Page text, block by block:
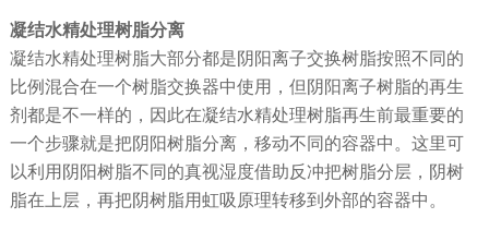
凝结水精处理树脂分离
凝结水精处理树脂大部分都是阴阳离子交换树脂按照不同的
比例混合在一个树脂交换器中使用，但阴阳离子树脂的再生
剂都是不一样的，因此在凝结水精处理树脂再生前最重要的
一个步骤就是把阴阳树脂分离，移动不同的容器中。这里可
以利用阴阳树脂不同的真视湿度借助反冲把树脂分层，阴树
脂在上层，再把阴树脂用虹吸原理转移到外部的容器中。